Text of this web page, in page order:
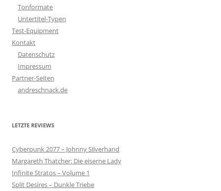
Tonformate
Untertitel-Typen
Test-Equipment
Kontakt
Datenschutz
Impressum
Partner-Seiten
andreschnack.de
LETZTE REVIEWS
Cyberpunk 2077 – Johnny Silverhand
Margareth Thatcher: Die eiserne Lady
Infinite Stratos – Volume 1
Split Desires – Dunkle Triebe